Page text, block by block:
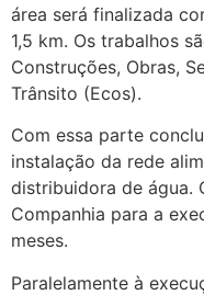
área será finalizada
1,5 km. Os trabalhos
Construções, Obras,
Trânsito (Ecos).
Com essa parte
instalação da rede
distribuidora de água.
Companhia para a
meses.
Paralelamente à